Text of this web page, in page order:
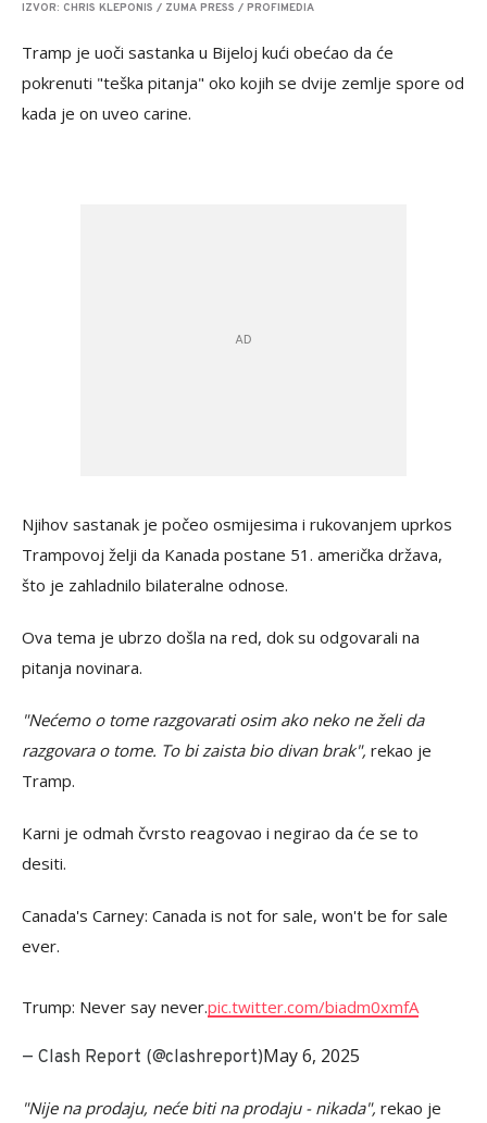
IZVOR: CHRIS KLEPONIS / ZUMA PRESS / PROFIMEDIA
Tramp je uoči sastanka u Bijeloj kući obećao da će
pokrenuti "teška pitanja" oko kojih se dvije zemlje spore od
kada je on uveo carine.
Njihov sastanak je počeo osmijesima i rukovanjem uprkos
Trampovoj želji da Kanada postane 51. američka država,
što je zahladnilo bilateralne odnose.
Ova tema je ubrzo došla na red, dok su odgovarali na
pitanja novinara.
"Nećemo o tome razgovarati osim ako neko ne želi da
razgovara o tome. To bi zaista bio divan brak", rekao je
Tramp.
Karni je odmah čvrsto reagovao i negirao da će se to
desiti.
Canada's Carney: Canada is not for sale, won't be for sale
ever.
Trump: Never say never.pic.twitter.com/biadm0xmfA
— Clash Report (@clashreport)May 6, 2025
"Nije na prodaju, neće biti na prodaju - nikada", rekao je